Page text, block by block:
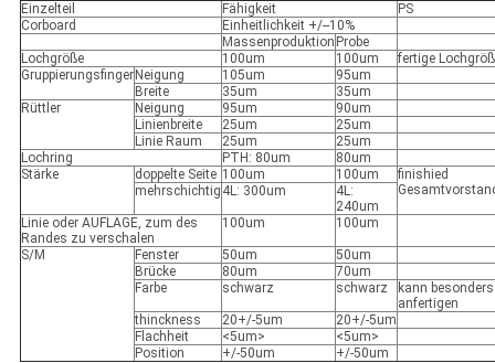
Einzelteil Fähigkeit
PS
Corboard
Einheitlichkeit +/--10%
Massenproduktion Probe
Lochgröße
100um 100um
fertige
Gruppierungsfinger Neigung 105um
95um
Breite
35um
35um
Rüttler
Neigung 95um
90um
Linienbreite
25um
25um
Linie Raum
25um
25um
Lochring
PTH: 80um
80um
Stärke
doppelte Seite 100um 100um
finishied
mehrschichtig 4L: 300um
4L:
240um
Linie oder AUFLAGE, zum des
Randes zu verschalen
100um 100um
S/M Fenster 50um
50um
Brücke
80um
70um
Farbe
schwarz schwarz
kann besonders
anfertigen
thinckness
20+/-5um
20+/-5um
Flachheit
<5um>
<5um>
Position
+/-50um
+/-50um